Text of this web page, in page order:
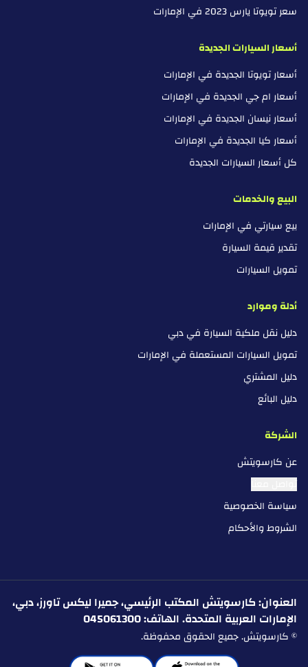
سعر تويوتا يارس 2023 في الإمارات
أسعار السيارات الجديدة
أسعار تويوتا الجديدة في الإمارات
أسعار ام جي الجديدة في الإمارات
أسعار نيسان الجديدة في الإمارات
أسعار كيا الجديدة في الإمارات
كل أسعار السيارات الجديدة
البيع والخدمات
بيع سيارتي في الإمارات
تقدير قيمة السيارة
تمويل السيارات
أدلة وموارد
دليل نقل ملكية السيارة في دبي
تمويل السيارات المستعملة في الإمارات
دليل المشتري
دليل البائع
الشركة
عن كارسويتش
تواصل معنا
سياسة الخصوصية
الشروط والأحكام
العنوان: كارسويتش المكتب الرئيسي، جميرا ليكس تاورز، دبي،
الإمارات العربية المتحدة. الهاتف: 045061300
© كارسويتش. جميع الحقوق محفوظة.